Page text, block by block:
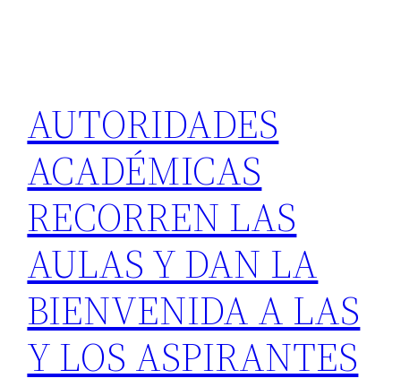
AUTORIDADES
ACADÉMICAS
RECORREN LAS
AULAS Y DAN LA
BIENVENIDA A LAS
Y LOS ASPIRANTES